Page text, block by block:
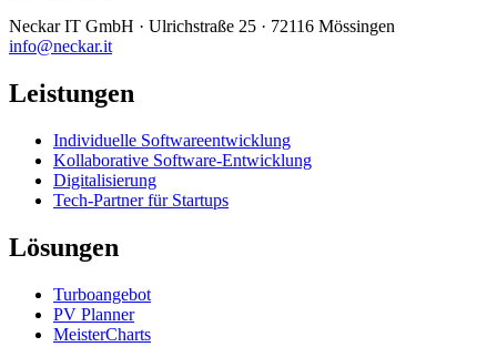
Neckar IT GmbH · Ulrichstraße 25 · 72116 Mössingen
info@neckar.it
Leistungen
Individuelle Softwareentwicklung
Kollaborative Software-Entwicklung
Digitalisierung
Tech-Partner für Startups
Lösungen
Turboangebot
PV Planner
MeisterCharts